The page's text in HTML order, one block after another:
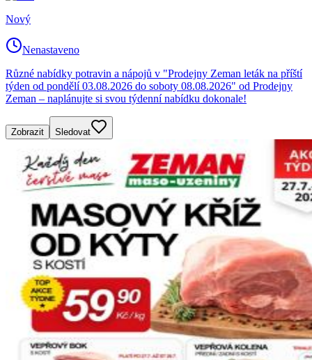
Nový
Nenastaveno
Různé nabídky potravin a nápojů v "Prodejny Zeman leták na příští
týden od pondělí 03.08.2026 do soboty 08.08.2026" od Prodejny
Zeman – naplánujte si svou týdenní nabídku dokonale!
Zobrazit Sledovat